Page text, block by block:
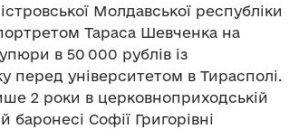
Молдавської республіки
Тараса Шевченка на
в 50 000 рублів із
перед університетом в Тирасполі.
2 роки в церковноприходській
баронесі Софії Григорівні